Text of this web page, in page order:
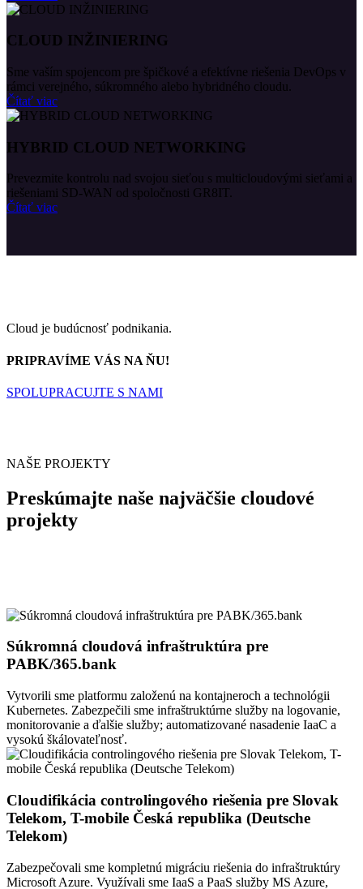
CLOUD INŽINIERING
Sme vaším spojencom pre špičkové a efektívne riešenia DevOps v
rámci verejného, súkromného alebo hybridného cloudu.
Čítať viac
HYBRID CLOUD NETWORKING
Prevezmite kontrolu nad svojou sieťou s multicloudovými sieťami a
riešeniami SD-WAN od spoločnosti GR8IT.
Čítať viac
Cloud je budúcnosť podnikania.
PRIPRAVÍME VÁS NA ŇU!
SPOLUPRACUJTE S NAMI
NAŠE PROJEKTY
Preskúmajte naše najväčšie cloudové
projekty
Súkromná cloudová infraštruktúra pre
PABK/365.bank
Vytvorili sme platformu založenú na kontajneroch a technológii
Kubernetes. Zabezpečili sme infraštruktúrne služby na logovanie,
monitorovanie a ďalšie služby; automatizované nasadenie IaaC a
vysokú škálovateľnosť.
Cloudifikácia controlingového riešenia pre Slovak
Telekom, T-mobile Česká republika (Deutsche
Telekom)
Zabezpečovali sme kompletnú migráciu riešenia do infraštruktúry
Microsoft Azure. Využívali sme IaaS a PaaS služby MS Azure,